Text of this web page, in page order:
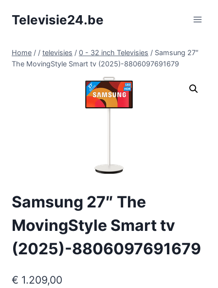
naarTelevisie24.be
Home / / televisies / 0 - 32 inch Televisies / Samsung 27″
The MovingStyle Smart tv (2025)-8806097691679
Samsung 27″ The
MovingStyle Smart tv
(2025)-8806097691679
€ 1.209,00